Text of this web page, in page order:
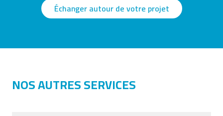
Échanger autour de votre projet
NOS AUTRES SERVICES